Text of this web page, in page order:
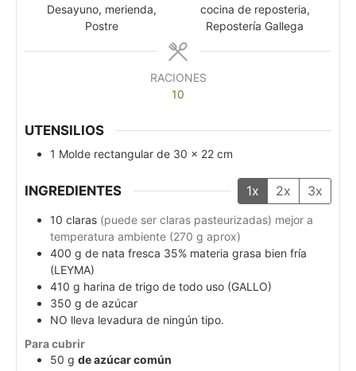
Desayuno, merienda,
Postre
cocina de reposteria,
Repostería Gallega
RACIONES
10
UTENSILIOS
1 Molde rectangular de 30 x 22 cm
INGREDIENTES 1x 2x 3x
10 claras (puede ser claras pasteurizadas) mejor a
temperatura ambiente (270 g aprox)
400 g de nata fresca 35% materia grasa bien fría
(LEYMA)
410 g harina de trigo de todo uso (GALLO)
350 g de azúcar
NO lleva levadura de ningún tipo.
Para cubrir
50 g de azúcar común